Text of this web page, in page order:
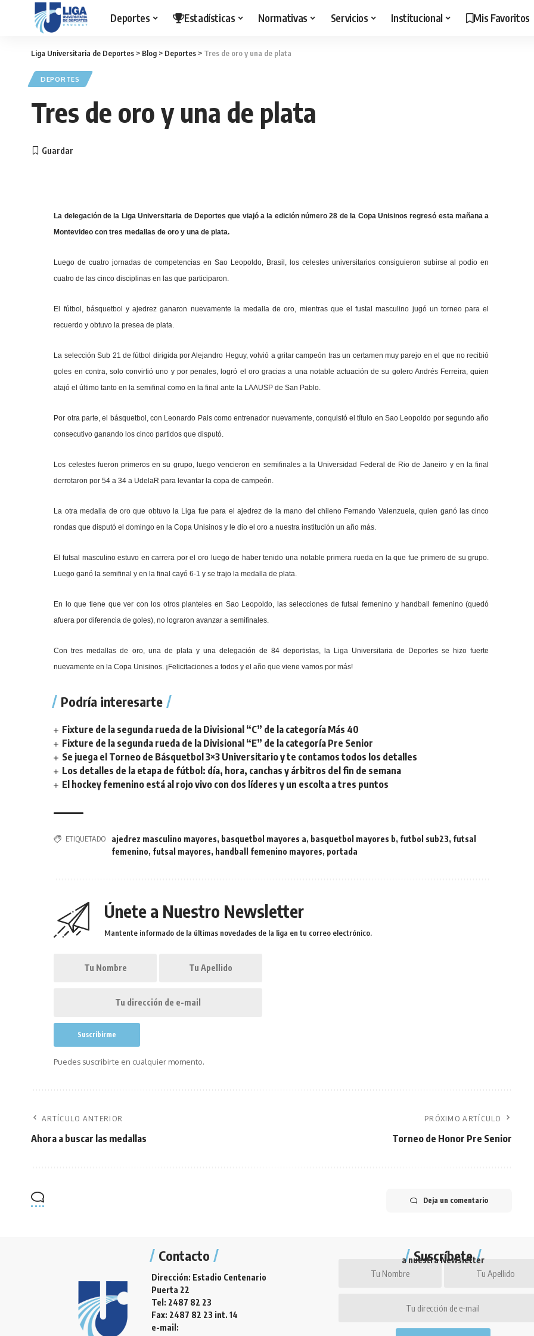
Deportes Estadísticas Normativas Servicios Institucional Mis Favoritos
Liga Universitaria de Deportes > Blog > Deportes > Tres de oro y una de plata
DEPORTES
Tres de oro y una de plata
La delegación de la Liga Universitaria de Deportes que viajó a la edición número 28 de la Copa Unisinos regresó esta mañana a
Montevideo con tres medallas de oro y una de plata.
Luego de cuatro jornadas de competencias en Sao Leopoldo, Brasil, los celestes universitarios consiguieron subirse al podio en
cuatro de las cinco disciplinas en las que participaron.
El fútbol, básquetbol y ajedrez ganaron nuevamente la medalla de oro, mientras que el fustal masculino jugó un torneo para el
recuerdo y obtuvo la presea de plata.
La selección Sub 21 de fútbol dirigida por Alejandro Heguy, volvió a gritar campeón tras un certamen muy parejo en el que no recibió
goles en contra, solo convirtió uno y por penales, logró el oro gracias a una notable actuación de su golero Andrés Ferreira, quien
atajó el último tanto en la semifinal como en la final ante la LAAUSP de San Pablo.
Por otra parte, el básquetbol, con Leonardo Pais como entrenador nuevamente, conquistó el título en Sao Leopoldo por segundo año
consecutivo ganando los cinco partidos que disputó.
Los celestes fueron primeros en su grupo, luego vencieron en semifinales a la Universidad Federal de Rio de Janeiro y en la final
derrotaron por 54 a 34 a UdelaR para levantar la copa de campeón.
La otra medalla de oro que obtuvo la Liga fue para el ajedrez de la mano del chileno Fernando Valenzuela, quien ganó las cinco
rondas que disputó el domingo en la Copa Unisinos y le dio el oro a nuestra institución un año más.
El futsal masculino estuvo en carrera por el oro luego de haber tenido una notable primera rueda en la que fue primero de su grupo.
Luego ganó la semifinal y en la final cayó 6-1 y se trajo la medalla de plata.
En lo que tiene que ver con los otros planteles en Sao Leopoldo, las selecciones de futsal femenino y handball femenino (quedó
afuera por diferencia de goles), no lograron avanzar a semifinales.
Con tres medallas de oro, una de plata y una delegación de 84 deportistas, la Liga Universitaria de Deportes se hizo fuerte
nuevamente en la Copa Unisinos. ¡Felicitaciones a todos y el año que viene vamos por más!
Podría interesarte
Fixture de la segunda rueda de la Divisional “C” de la categoría Más 40
Fixture de la segunda rueda de la Divisional “E” de la categoría Pre Senior
Se juega el Torneo de Básquetbol 3×3 Universitario y te contamos todos los detalles
Los detalles de la etapa de fútbol: día, hora, canchas y árbitros del fin de semana
El hockey femenino está al rojo vivo con dos líderes y un escolta a tres puntos
ETIQUETADO ajedrez masculino mayores, basquetbol mayores a, basquetbol mayores b, futbol sub23, futsal
femenino, futsal mayores, handball femenino mayores, portada
Únete a Nuestro Newsletter
Mantente informado de la últimas novedades de la liga en tu correo electrónico.
Puedes suscribirte en cualquier momento.
ARTÍCULO ANTERIOR
Ahora a buscar las medallas
PRÓXIMO ARTÍCULO
Torneo de Honor Pre Senior
Deja un comentario
Contacto
Dirección: Estadio Centenario
Puerta 22
Tel: 2487 82 23
Fax: 2487 82 23 int. 14
e-mail:
Suscríbete
a nuestra Newsletter